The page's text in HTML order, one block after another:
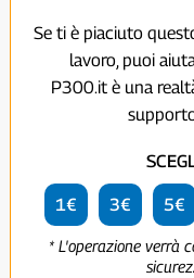
Se ti è piaciuto
lavoro, puoi
P300.it è una
1€ 3€ 5€
* L'operazione verrà